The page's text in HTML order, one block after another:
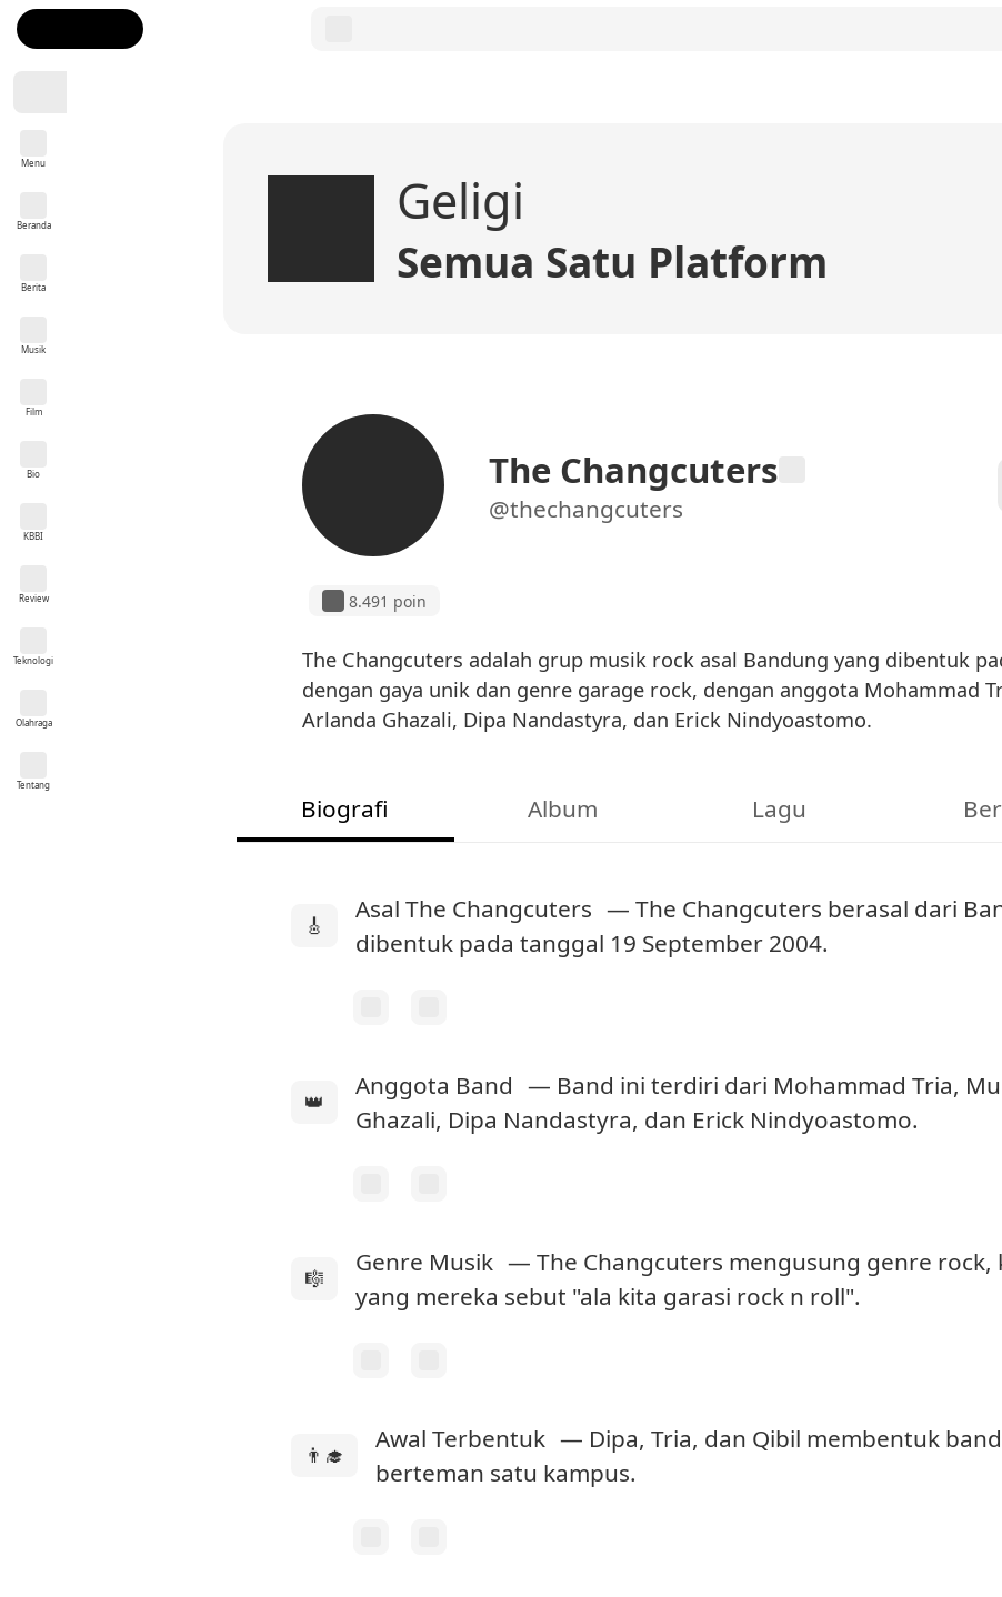
Menu
Beranda
Berita
Musik
Film
Bio
KBBI
Review
Teknologi
Olahraga
Tentang
Geligi
Semua Satu Platform
The Changcuters
@thechangcuters
8.491 poin
The Changcuters adalah grup musik rock asal Bandung yang dibentuk
dengan gaya unik dan genre garage rock, dengan anggota Mohammad
Arlanda Ghazali, Dipa Nandastyra, dan Erick Nindyoastomo.
Biografi Album Lagu
🎸
Asal The Changcuters — The Changcuters berasal dari
dibentuk pada tanggal 19 September 2004.
👑
Anggota Band — Band ini terdiri dari Mohammad Tria,
Ghazali, Dipa Nandastyra, dan Erick Nindyoastomo.
🎼
Genre Musik — The Changcuters mengusung genre rock,
yang mereka sebut "ala kita garasi rock n roll".
👨‍🎓
Awal Terbentuk — Dipa, Tria, dan Qibil membentuk
berteman satu kampus.